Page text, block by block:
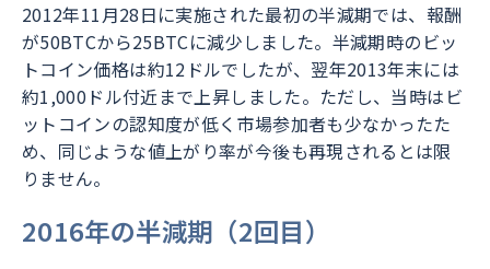
2012年11月28日に実施された最初の半減期では、報酬
が50BTCから25BTCに減少しました。半減期時のビッ
トコイン価格は約12ドルでしたが、翌年2013年末には
約1,000ドル付近まで上昇しました。ただし、当時はビ
ットコインの認知度が低く市場参加者も少なかったた
め、同じような値上がり率が今後も再現されるとは限
りません。
2016年の半減期（2回目）